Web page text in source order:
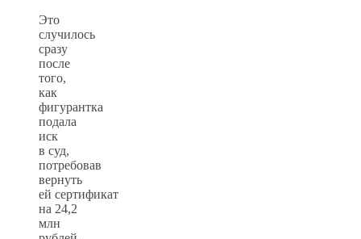
Это
случилось
сразу
после
того,
как
фигурантка
подала
иск
в суд,
потребовав
вернуть
ей сертификат
на 24,2
млн